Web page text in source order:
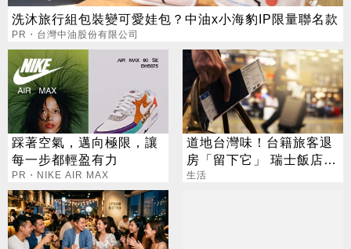
洗沐旅行組包裝變可愛娃包？中油x小海豹IP限量聯名款
PR・台灣中油股份有限公司
踩著空氣，邁向極限，讓
每一步都輕盈有力
PR・NIKE AIR MAX
道地台灣味！台籍旅客退
房「留下它」 瑞士飯店員
工吃上癮
生活